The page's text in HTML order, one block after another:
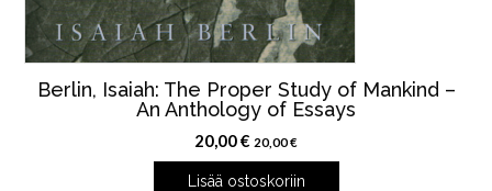
Berlin, Isaiah: The Proper Study of Mankind –
An Anthology of Essays
20,00€ 20,00€
Lisää ostoskoriin